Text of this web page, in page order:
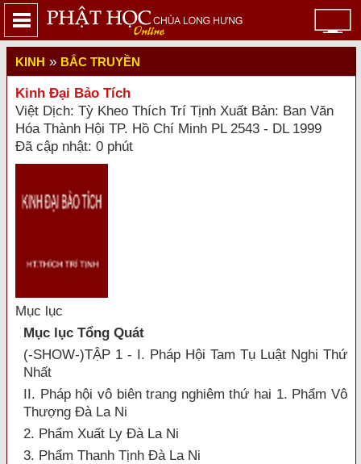
KINH » BẮC TRUYỀN
Kinh Đại Bảo Tích
Việt Dịch: Tỳ Kheo Thích Trí Tịnh Xuất Bản: Ban Văn
Hóa Thành Hội TP. Hồ Chí Minh PL 2543 - DL 1999
Đã cập nhật: 0 phút
Mục lục
Mục lục Tổng Quát
(-SHOW-)TẬP 1 - I. Pháp Hội Tam Tụ Luật Nghi Thứ
Nhất
II. Pháp hội vô biên trang nghiêm thứ hai 1. Phẩm Vô
Thượng Đà La Ni
2. Phẩm Xuất Ly Đà La Ni
3. Phẩm Thanh Tịnh Đà La Ni